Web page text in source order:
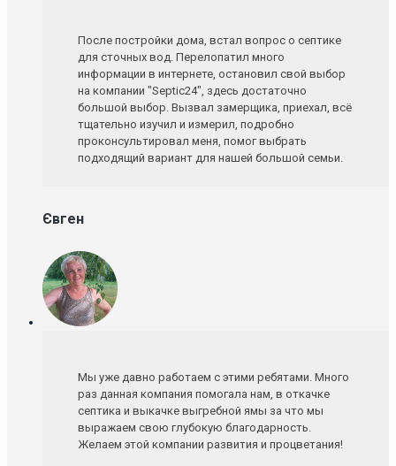
После постройки дома, встал вопрос о септике
для сточных вод. Перелопатил много
информации в интернете, остановил свой выбор
на компании "Septic24", здесь достаточно
большой выбор. Вызвал замерщика, приехал, всё
тщательно изучил и измерил, подробно
проконсультировал меня, помог выбрать
подходящий вариант для нашей большой семьи.
Євген
Мы уже давно работаем с этими ребятами. Много
раз данная компания помогала нам, в откачке
септика и выкачке выгребной ямы за что мы
выражаем свою глубокую благодарность.
Желаем этой компании развития и процветания!